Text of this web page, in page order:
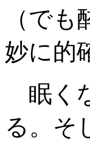
（で
妙に的
眠く
る。そ